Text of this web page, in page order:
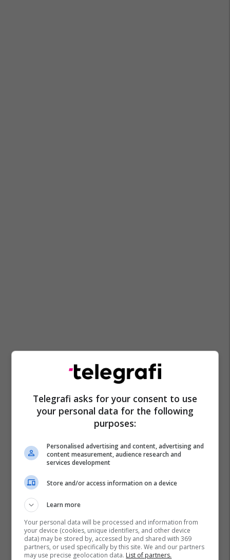
Telegrafi asks for your consent to use
your personal data for the following
purposes:
Personalised advertising and content, advertising and
content measurement, audience research and
services development
Store and/or access information on a device
Learn more
Your personal data will be processed and information from
your device (cookies, unique identifiers, and other device
data) may be stored by, accessed by and shared with 369
partners, or used specifically by this site. We and our partners
may use precise geolocation data. List of partners.